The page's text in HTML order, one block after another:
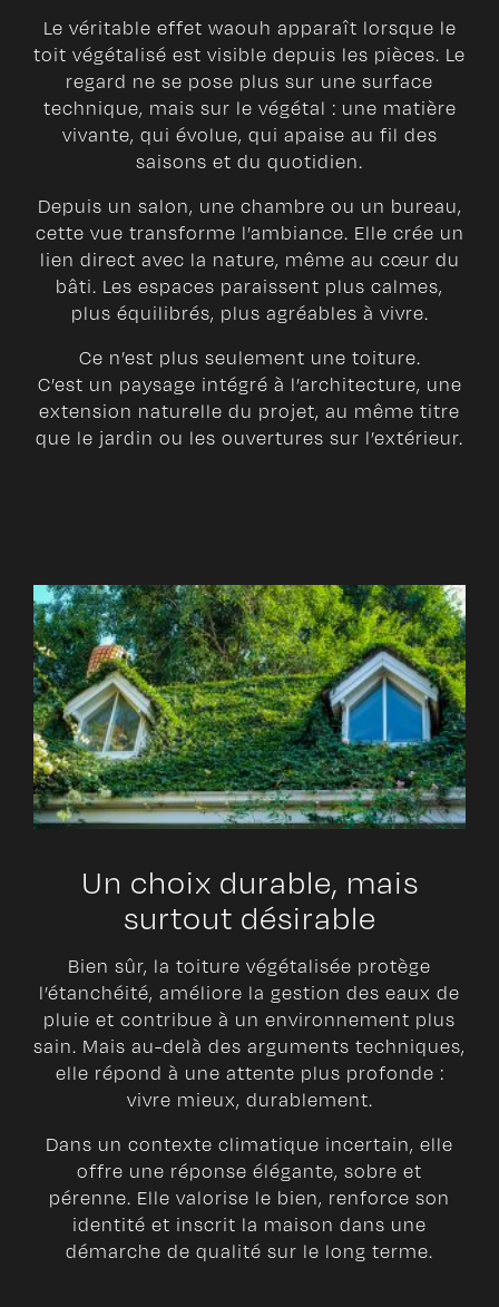
Le véritable effet waouh apparaît lorsque le
toit végétalisé est visible depuis les pièces. Le
regard ne se pose plus sur une surface
technique, mais sur le végétal : une matière
vivante, qui évolue, qui apaise au fil des
saisons et du quotidien.
Depuis un salon, une chambre ou un bureau,
cette vue transforme l’ambiance. Elle crée un
lien direct avec la nature, même au cœur du
bâti. Les espaces paraissent plus calmes,
plus équilibrés, plus agréables à vivre.
Ce n’est plus seulement une toiture.
C’est un paysage intégré à l’architecture, une
extension naturelle du projet, au même titre
que le jardin ou les ouvertures sur l’extérieur.
Un choix durable, mais
surtout désirable
Bien sûr, la toiture végétalisée protège
l’étanchéité, améliore la gestion des eaux de
pluie et contribue à un environnement plus
sain. Mais au-delà des arguments techniques,
elle répond à une attente plus profonde :
vivre mieux, durablement.
Dans un contexte climatique incertain, elle
offre une réponse élégante, sobre et
pérenne. Elle valorise le bien, renforce son
identité et inscrit la maison dans une
démarche de qualité sur le long terme.